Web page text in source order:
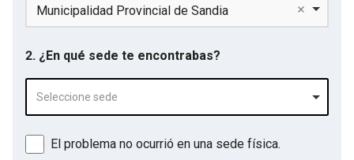
Municipalidad Provincial de Sandia
2. ¿En qué sede te encontrabas?
Seleccione sede
El problema no ocurrió en una sede física.